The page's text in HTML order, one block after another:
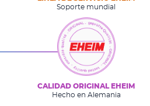
Soporte mundial
CALIDAD ORIGINAL EHEIM
Hecho en Alemania